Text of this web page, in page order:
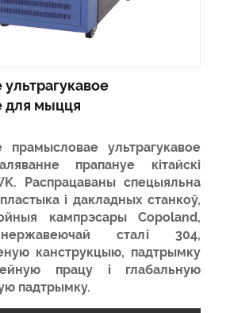
для мыцця
прамысловае ультрагукавое
прапануе кітайскі
Распрацаваны спецыяльна
і дакладных станкоў,
кампрэсары Copoland,
сталі 304,
канструкцыю, падтрымку
працу і глабальную
падтрымку.